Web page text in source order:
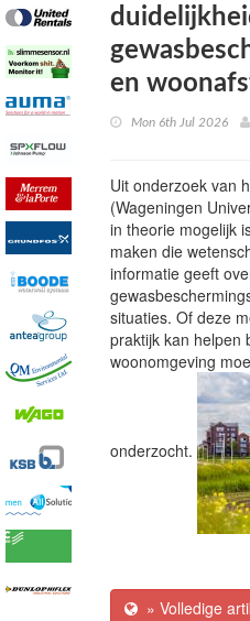
en
Mon 6th Jul 2026
Uit onderzoek van
(Wageningen
in theorie mogelijk
maken die
informatie geeft
situaties. Of deze
praktijk kan helpen
woonomgeving
onderzocht.
» Volledige